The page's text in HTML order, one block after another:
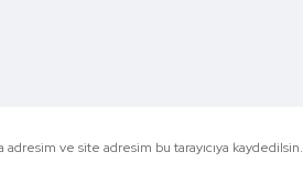
adresim ve site adresim bu tarayıcıya kaydedilsin.